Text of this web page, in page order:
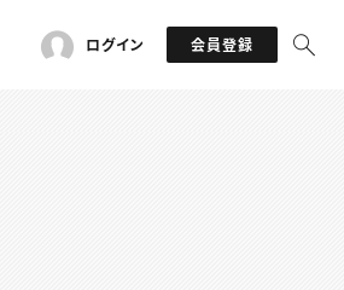
ログイン 会員登録